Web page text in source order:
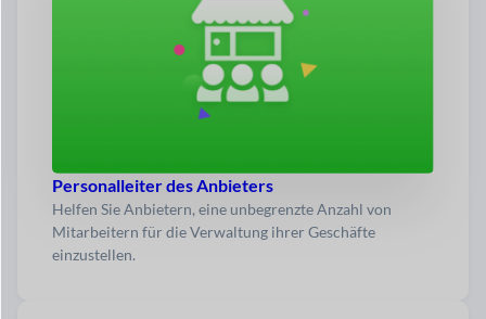
Personalleiter des Anbieters
Helfen Sie Anbietern, eine unbegrenzte Anzahl von
Mitarbeitern für die Verwaltung ihrer Geschäfte
einzustellen.